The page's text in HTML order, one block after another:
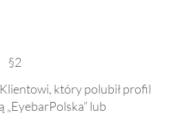
§2
który polubił profil
„EyebarPolska” lub